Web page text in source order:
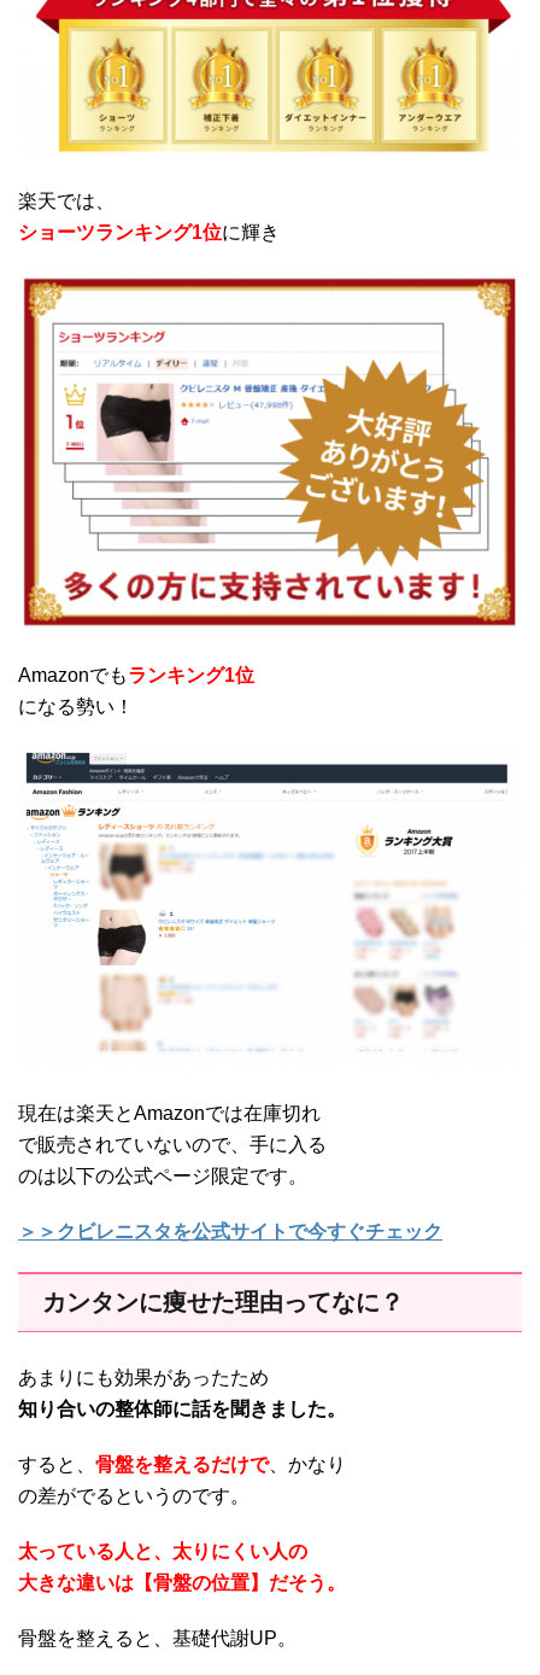
楽天では、
ショーツランキング1位に輝き
Amazonでもランキング1位
になる勢い！
現在は楽天とAmazonでは在庫切れ
で販売されていないので、手に入る
のは以下の公式ページ限定です。
＞＞クビレニスタを公式サイトで今すぐチェック
カンタンに痩せた理由ってなに？
あまりにも効果があったため
知り合いの整体師に話を聞きました。
すると、 骨盤を整えるだけで、かなり
の差がでるというのです。
太っている人と、太りにくい人の
大きな違いは【骨盤の位置】だそう。
骨盤を整えると、基礎代謝UP。